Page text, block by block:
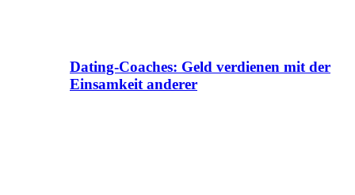
Dating-Coaches: Geld verdienen mit der
Einsamkeit anderer